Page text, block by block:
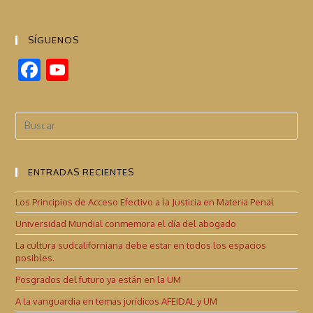
SÍGUENOS
F
e
b
o
k
u
T
b
e
C
h
a
n
ENTRADAS RECIENTES
Los Principios de Acceso Efectivo a la Justicia en Materia Penal
Universidad Mundial conmemora el día del abogado
La cultura sudcaliforniana debe estar en todos los espacios
posibles.
Posgrados del futuro ya están en la UM
A la vanguardia en temas jurídicos AFEIDAL y UM